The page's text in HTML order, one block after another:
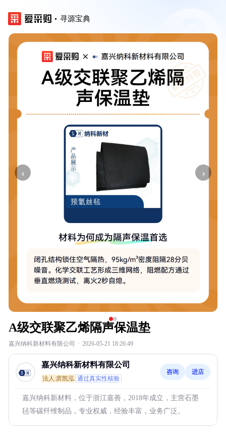
寻源宝典
‹ ›
A级交联聚乙烯隔声保温垫
嘉兴纳科新材料有限公司 · 2026-05-21 18:26:49
嘉兴纳科新材料有限公司
法人:庹凯泓 通过真实性核验
咨询 进店
嘉兴纳科新材料，位于浙江嘉善，2018年成立，主营石墨
毡等碳纤维制品，专业权威，经验丰富，业务广泛。